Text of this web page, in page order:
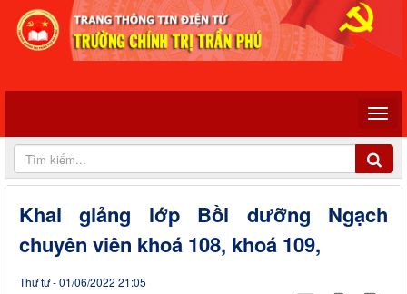
Khai giảng lớp Bồi dưỡng Ngạch
chuyên viên khoá 108, khoá 109,
Thứ tư - 01/06/2022 21:05